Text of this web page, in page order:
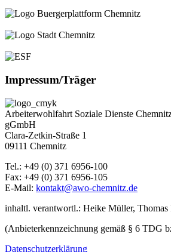
Impressum/Träger
Arbeiterwohlfahrt Soziale Dienste
gGmbH
Clara-Zetkin-Straße 1
09111 Chemnitz
Tel.: +49 (0) 371 6956-100
Fax: +49 (0) 371 6956-105
E-Mail: kontakt@awo-chemnitz.de
inhaltl. verantwortl.: Heike Müller, Thomas
(Anbieterkennzeichnung gemäß § 6 TDG
Datenschutzerklärung